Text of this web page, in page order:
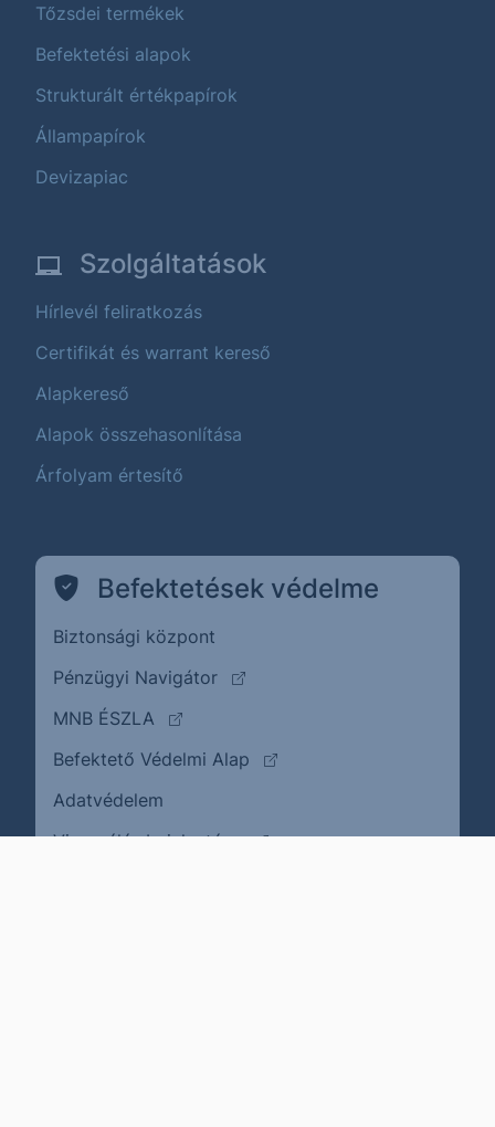
Tőzsdei termékek
Befektetési alapok
Strukturált értékpapírok
Állampapírok
Devizapiac
Szolgáltatások
Hírlevél feliratkozás
Certifikát és warrant kereső
Alapkereső
Alapok összehasonlítása
Árfolyam értesítő
Befektetések védelme
Biztonsági központ
Pénzügyi Navigátor
(külső oldalra ugrik)
MNB ÉSZLA
(külső oldalra ugrik)
Befektető Védelmi Alap
(külső oldalra ugrik)
Adatvédelem
Visszaélés bejelentése(külső oldalra ugrik)